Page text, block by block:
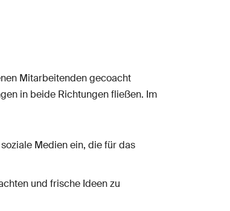
Mitarbeitenden gecoacht
in beide Richtungen fließen. Im
Medien ein, die für das
und frische Ideen zu